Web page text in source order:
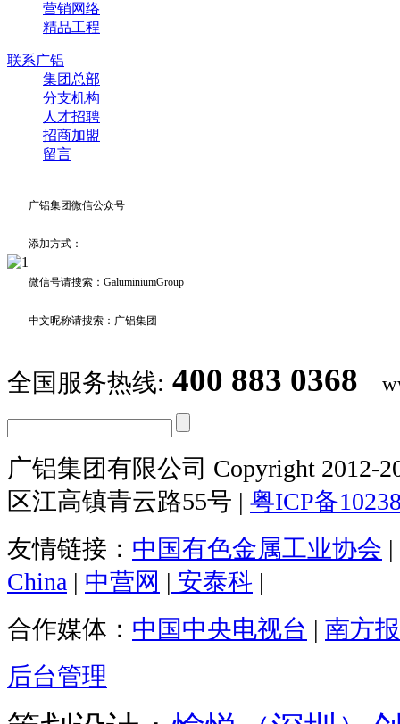
营销网络
精品工程
联系广铝
集团总部
分支机构
人才招聘
招商加盟
留言
广铝集团微信公众号
添加方式：
微信号请搜索：GaluminiumGroup
中文昵称请搜索：广铝集团
全国服务热线: 400 883 0368
广铝集团有限公司 Copyright 2012-
区江高镇青云路55号 | 粤ICP备
友情链接： 中国有色金属工业协会 |
China | 中营网 | 安泰科 |
合作媒体： 中国中央电视台 | 南方
后台管理